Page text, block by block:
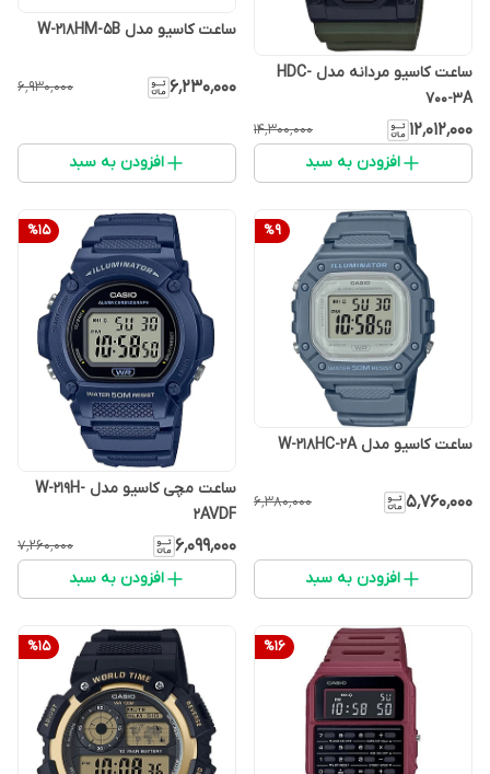
ساعت کاسیو مردانه مدل HDC-
700-3A
۱۲٬۰۱۲٬۰۰۰ ۱۴٬۳۰۰٬۰۰۰
افزودن به سبد
ساعت کاسیو مدل W-218HM-5B
۶٬۲۳۰٬۰۰۰ ۶٬۹۳۰٬۰۰۰
افزودن به سبد
%9
ساعت کاسیو مدل W-218HC-2A
۵٬۷۶۰٬۰۰۰ ۶٬۳۸۰٬۰۰۰
افزودن به سبد
%15
ساعت مچی کاسیو مدل W-219H-
2AVDF
۶٬۰۹۹٬۰۰۰ ۷٬۲۶۰٬۰۰۰
افزودن به سبد
%16
%15